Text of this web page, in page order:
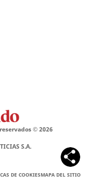
©2026
S.A.
DE COOKIESMAPA DEL SITIO